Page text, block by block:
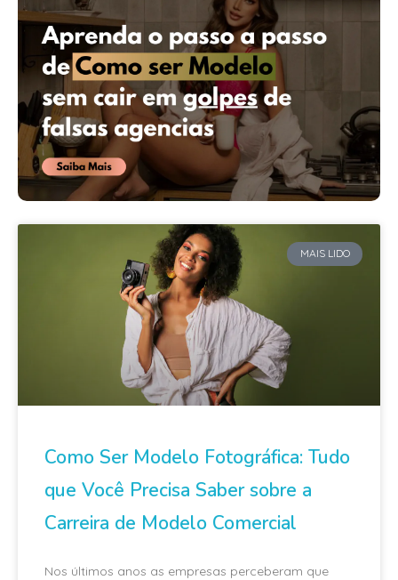
MAIS LIDO
Como Ser Modelo Fotográfica: Tudo
que Você Precisa Saber sobre a
Carreira de Modelo Comercial
Nos últimos anos as empresas perceberam que